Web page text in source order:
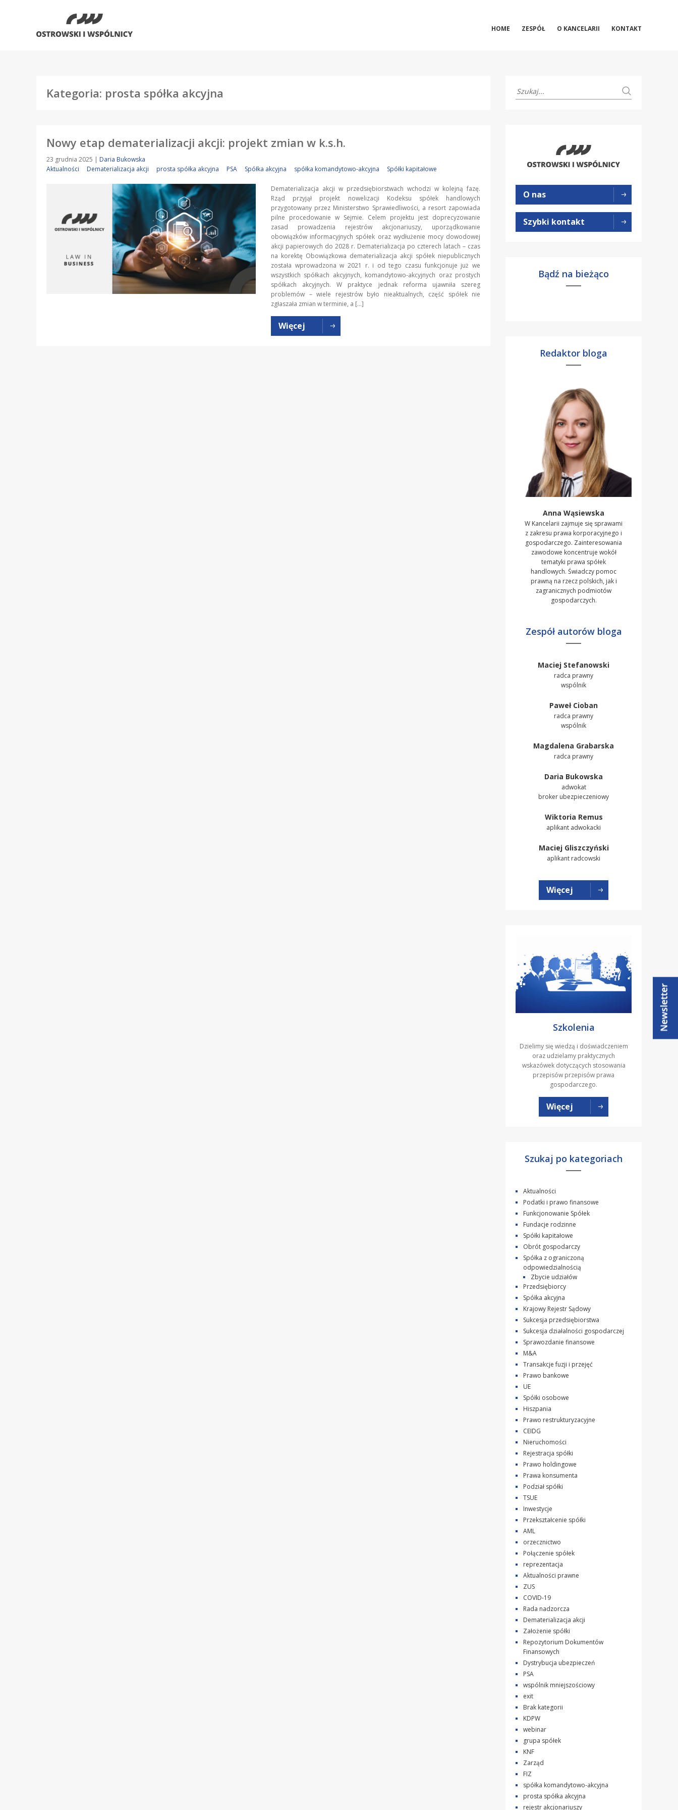
HOME ZESPÓŁ O KANCELARII KONTAKT
Kategoria: prosta spółka akcyjna
Nowy etap dematerializacji akcji: projekt zmian w k.s.h.
23 grudnia 2025 | Daria Bukowska
Aktualności
Dematerializacja akcji prosta spółka akcyjna PSA Spółka akcyjna spółka komandytowo-akcyjna Spółki kapitałowe
Dematerializacja akcji w przedsiębiorstwach wchodzi w kolejną fazę.
Rząd przyjął projekt nowelizacji Kodeksu spółek handlowych
przygotowany przez Ministerstwo Sprawiedliwości, a resort zapowiada
pilne procedowanie w Sejmie. Celem projektu jest doprecyzowanie
zasad prowadzenia rejestrów akcjonariuszy, uporządkowanie
obowiązków informacyjnych spółek oraz wydłużenie mocy dowodowej
akcji papierowych do 2028 r. Dematerializacja po czterech latach – czas
na korektę Obowiązkowa dematerializacja akcji spółek niepublicznych
została wprowadzona w 2021 r. i od tego czasu funkcjonuje już we
wszystkich spółkach akcyjnych, komandytowo-akcyjnych oraz prostych
spółkach akcyjnych. W praktyce jednak reforma ujawniła szereg
problemów – wiele rejestrów było nieaktualnych, część spółek nie
zgłaszała zmian w terminie, a […]
Więcej
O nas
Szybki kontakt
Bądź na bieżąco
Redaktor bloga
Anna Wąsiewska
W Kancelarii zajmuje się sprawami
z zakresu prawa korporacyjnego i
gospodarczego. Zainteresowania
zawodowe koncentruje wokół
tematyki prawa spółek
handlowych. Świadczy pomoc
prawną na rzecz polskich, jak i
zagranicznych podmiotów
gospodarczych.
Zespół autorów bloga
Maciej Stefanowski
radca prawny
wspólnik
Paweł Cioban
radca prawny
wspólnik
Magdalena Grabarska
radca prawny
Daria Bukowska
adwokat
broker ubezpieczeniowy
Wiktoria Remus
aplikant adwokacki
Maciej Gliszczyński
aplikant radcowski
Więcej
Szkolenia
Dzielimy się wiedzą i doświadczeniem
oraz udzielamy praktycznych
wskazówek dotyczących stosowania
przepisów przepisów prawa
gospodarczego.
Więcej
Szukaj po kategoriach
Aktualności
Podatki i prawo finansowe
Funkcjonowanie Spółek
Fundacje rodzinne
Spółki kapitałowe
Obrót gospodarczy
Spółka z ograniczoną
odpowiedzialnością
Zbycie udziałów
Przedsiębiorcy
Spółka akcyjna
Krajowy Rejestr Sądowy
Sukcesja przedsiębiorstwa
Sukcesja działalności gospodarczej
Sprawozdanie finansowe
M&A
Transakcje fuzji i przejęć
Prawo bankowe
UE
Spółki osobowe
Hiszpania
Prawo restrukturyzacyjne
CEIDG
Nieruchomości
Rejestracja spółki
Prawo holdingowe
Prawa konsumenta
Podział spółki
TSUE
Inwestycje
Przekształcenie spółki
AML
orzecznictwo
Połączenie spółek
reprezentacja
Aktualności prawne
ZUS
COVID-19
Rada nadzorcza
Dematerializacja akcji
Założenie spółki
Repozytorium Dokumentów
Finansowych
Dystrybucja ubezpieczeń
PSA
wspólnik mniejszościowy
exit
Brak kategorii
KDPW
webinar
grupa spółek
KNF
Zarząd
FIZ
spółka komandytowo-akcyjna
prosta spółka akcyjna
rejestr akcjonariuszy